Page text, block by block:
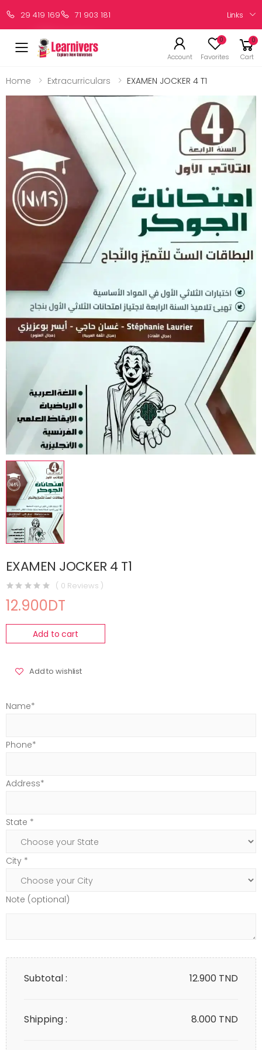
29 419 169 71 903 181 Links
Account
0
Favorites
0
Cart
Home Extracurriculars EXAMEN JOCKER 4 T1
EXAMEN JOCKER 4 T1
( 0 Reviews )
12.900DT
Add to cart
Add to wishlist
Name*
Phone*
Address*
State *
City *
Note (optional)
Subtotal : 12.900 TND
Shipping : 8.000 TND